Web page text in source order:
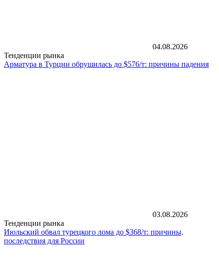
04.08.2026
Тенденции рынка
Арматура в Турции обрушилась до $576/т: причины падения
03.08.2026
Тенденции рынка
Июльский обвал турецкого лома до $368/т: причины,
последствия для России